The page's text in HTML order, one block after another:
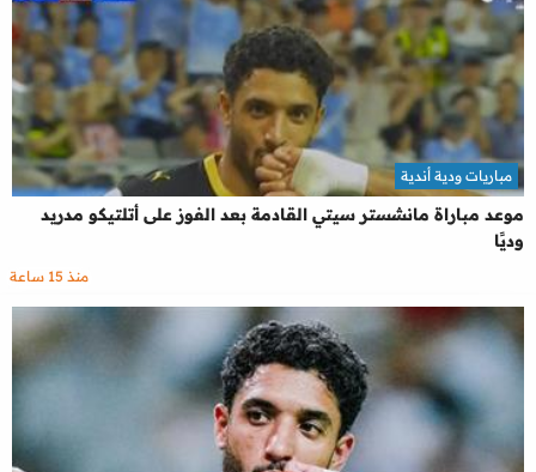
موعد مباراة مانشستر سيتي القادمة بعد الفوز على أتلتيكو مدريد
وديًا
مباريات ودية أندية
منذ 15 ساعة